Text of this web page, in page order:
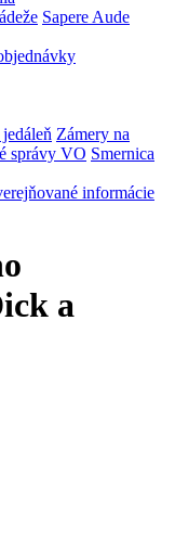
Sapere Aude
Zámery na
správy VO Smernica
informácie
a